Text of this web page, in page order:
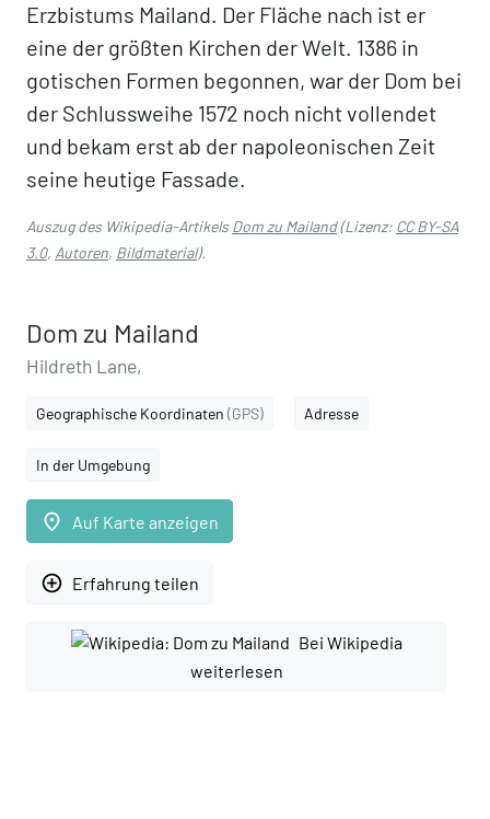
Erzbistums Mailand. Der Fläche nach ist er
eine der größten Kirchen der Welt. 1386 in
gotischen Formen begonnen, war der Dom bei
der Schlussweihe 1572 noch nicht vollendet
und bekam erst ab der napoleonischen Zeit
seine heutige Fassade.
Auszug des Wikipedia-ArtikelsDom zu Mailand(Lizenz: CC BY-SA
3.0, Autoren, Bildmaterial).
Dom zu Mailand
Hildreth Lane,
Geographische Koordinaten (GPS) Adresse
In der Umgebung
place Auf Karte anzeigen
add_circle_outline Erfahrung teilen
Bei Wikipedia
weiterlesen